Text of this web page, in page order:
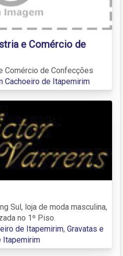
e Comércio de
Comércio de Confecções
Cachoeiro de Itapemirim
Sul, loja de moda masculina,
no 1º Piso.
de Itapemirim, Gravatas e
Itapemirim